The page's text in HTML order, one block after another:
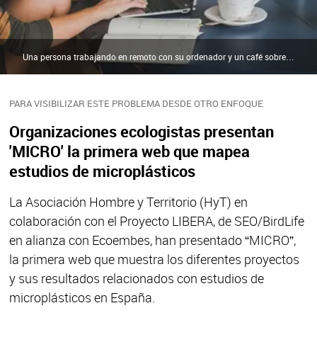
PARA VISIBILIZAR ESTE PROBLEMA DESDE OTRO ENFOQUE
Organizaciones ecologistas presentan
'MICRO' la primera web que mapea
estudios de microplásticos
La Asociación Hombre y Territorio (HyT) en
colaboración con el Proyecto LIBERA, de SEO/BirdLife
en alianza con Ecoembes, han presentado “MICRO”,
la primera web que muestra los diferentes proyectos
y sus resultados relacionados con estudios de
microplásticos en España.